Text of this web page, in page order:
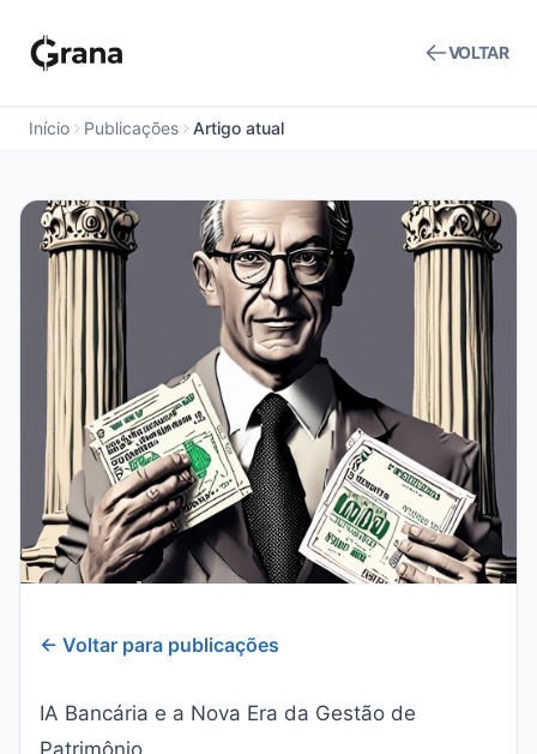
VOLTAR
Início Publicações Artigo atual
← Voltar para publicações
IA Bancária e a Nova Era da Gestão de
Patrimônio